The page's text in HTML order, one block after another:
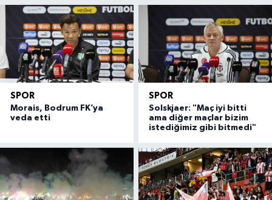
SPOR
Morais, Bodrum FK’ya
veda etti
SPOR
Solskjaer: "Maç iyi bitti
ama diğer maçlar bizim
istediğimiz gibi bitmedi"